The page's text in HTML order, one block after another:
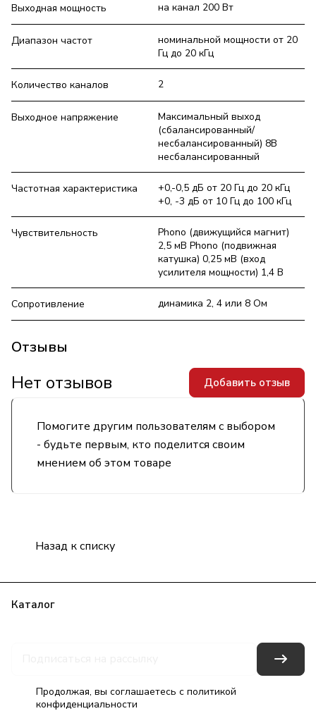
Выходная мощность на канал 200 Вт
Диапазон частот
номинальной мощности от 20
Гц до 20 кГц
Количество каналов 2
Выходное напряжение
Максимальный выход
(сбалансированный/
несбалансированный) 8В
несбалансированный
Частотная характеристика
+0,-0,5 дБ от 20 Гц до 20 кГц
+0, -3 дБ от 10 Гц до 100 кГц
Чувствительность
Phono (движущийся магнит)
2,5 мВ Phono (подвижная
катушка) 0,25 мВ (вход
усилителя мощности) 1,4 В
Сопротивление динамика 2, 4 или 8 Ом
Отзывы
Помогите другим пользователям с выбором
- будьте первым, кто поделится своим
мнением об этом товаре
Нет отзывов Добавить отзыв
Назад к списку
Каталог
Продолжая, вы соглашаетесь с политикой
конфиденциальности